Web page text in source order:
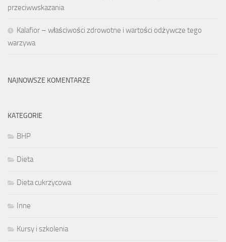
przeciwwskazania
Kalafior – właściwości zdrowotne i wartości odżywcze tego
warzywa
NAJNOWSZE KOMENTARZE
KATEGORIE
BHP
Dieta
Dieta cukrzycowa
Inne
Kursy i szkolenia